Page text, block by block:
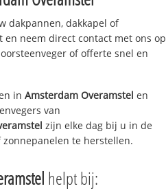
dakpannen, dakkapel of
neem direct contact met ons op
of offerte snel en
in Amsterdam Overamstel en
van
zijn elke dag bij u in de
te herstellen.
helpt bij: